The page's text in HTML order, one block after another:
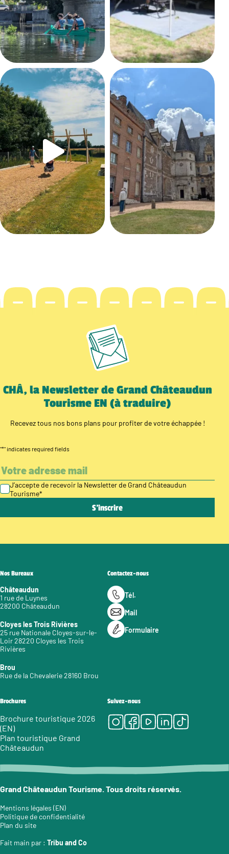
CHÂ, la Newsletter de Grand Châteaudun
Tourisme EN (à traduire)
Recevez tous nos bons plans pour profiter de votre échappée !
"*" indicates required fields
J’accepte de recevoir la Newsletter de Grand Châteaudun
Tourisme*
Nos Bureaux
Châteaudun
1 rue de Luynes
28200 Châteaudun
Cloyes les Trois Rivières
25 rue Nationale Cloyes-sur-le-
Loir 28220 Cloyes les Trois
Rivières
Brou
Rue de la Chevalerie 28160 Brou
Contactez-nous
Tél.
Mail
Formulaire
Brochures
Brochure touristique 2026
(EN)
Plan touristique Grand
Châteaudun
Suivez-nous
Instagram
Facebook
Youtube
LinkedIn
Tiktok
Grand Châteaudun Tourisme. Tous droits réservés.
Mentions légales (EN)
Politique de confidentialité
Plan du site
Fait main par : Tribu and Co